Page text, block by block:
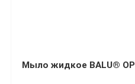
Мыло жидкое BALU®